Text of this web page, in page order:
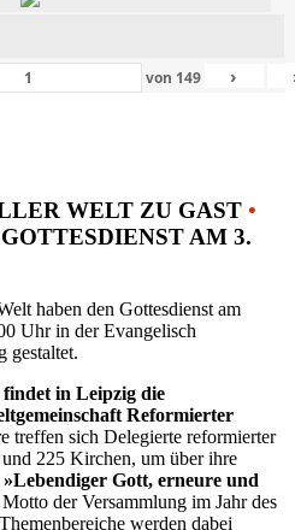
von 149 ›
WELT ZU GAST •
AM 3.
haben den Gottesdienst am
Uhr in der Evangelisch
gestaltet.
in Leipzig die
Reformierter
treffen sich Delegierte reformierter
225 Kirchen, um über ihre
»Lebendiger Gott, erneure und
der Versammlung im Jahr des
werden dabei